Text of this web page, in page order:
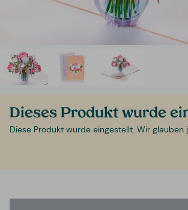
Dieses Produkt wurde
Diese Produkt wurde eingestellt. Wir